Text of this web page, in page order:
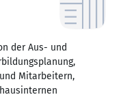
der Aus- und
Mitarbeitern,